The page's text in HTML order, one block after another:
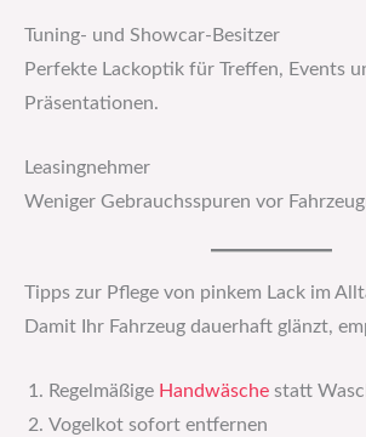
Tuning- und Showcar-Besitzer
Perfekte Lackoptik für Treffen, Events
Präsentationen.
Leasingnehmer
Weniger Gebrauchsspuren vor
Tipps zur Pflege von pinkem Lack im
Damit Ihr Fahrzeug dauerhaft glänzt,
Regelmäßige Handwäsche statt
Vogelkot sofort entfernen